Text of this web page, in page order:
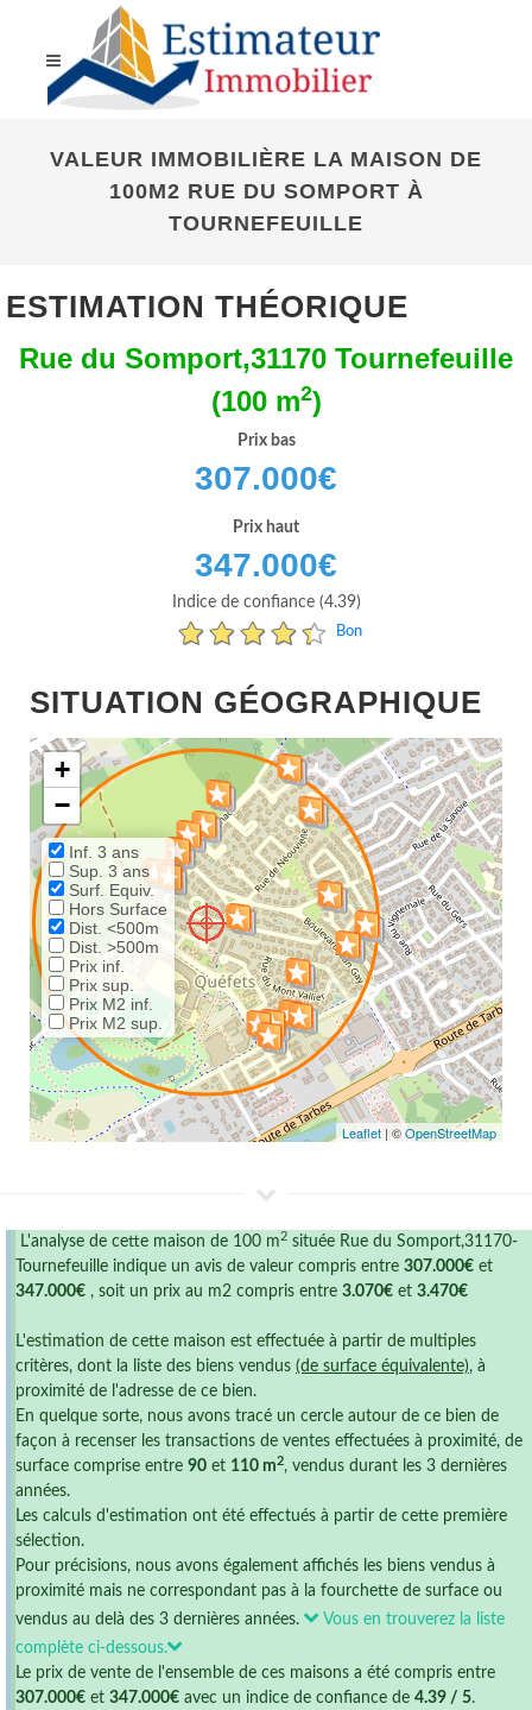
VALEUR IMMOBILIÈRE LA MAISON DE
100M2 RUE DU SOMPORT À
TOURNEFEUILLE
ESTIMATION THÉORIQUE
Rue du Somport,31170 Tournefeuille
(100 m2)
Prix bas
307.000€
Prix haut
347.000€
Indice de confiance (4.39)
Bon
SITUATION GÉOGRAPHIQUE
+
−
Inf. 3 ans
Sup. 3 ans
Surf. Equiv.
Hors Surface
Dist. <500m
Dist. >500m
Prix inf.
Prix sup.
Prix M2 inf.
Prix M2 sup.
Leaflet| ©OpenStreetMap
L'analyse de cette maison de 100 m 2 située Rue du Somport,31170-
Tournefeuille indique un avis de valeur compris entre 307.000€ et
347.000€ , soit un prix au m2 compris entre 3.070€ et 3.470€
L'estimation de cette maison est effectuée à partir de multiples
critères, dont la liste des biens vendus (de surface équivalente), à
proximité de l'adresse de ce bien.
En quelque sorte, nous avons tracé un cercle autour de ce bien de
façon à recenser les transactions de ventes effectuées à proximité, de
surface comprise entre 90 et 110 m2, vendus durant les 3 dernières
années.
Les calculs d'estimation ont été effectués à partir de cette première
sélection.
Pour précisions, nous avons également affichés les biens vendus à
proximité mais ne correspondant pas à la fourchette de surface ou
vendus au delà des 3 dernières années.
Vous en trouverez la liste
complète ci-dessous.
Le prix de vente de l'ensemble de ces maisons a été compris entre
307.000€ et 347.000€ avec un indice de confiance de 4.39 / 5.